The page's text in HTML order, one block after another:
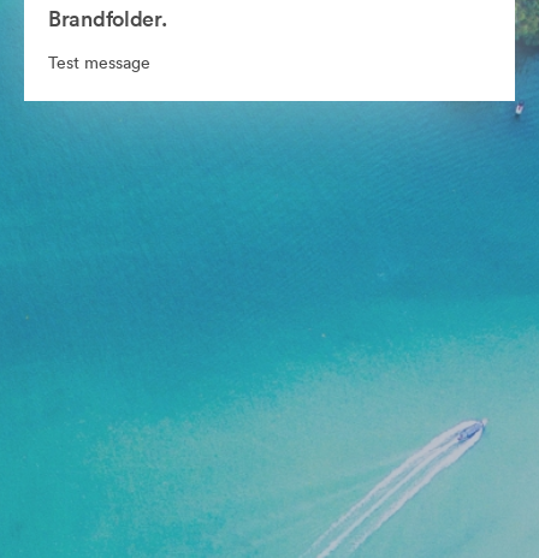
Brandfolder.
Test message